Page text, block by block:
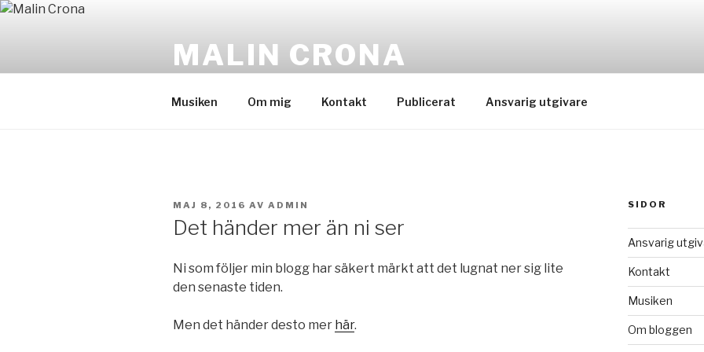
Hoppa
MALIN CRONA
Musiken Om mig Kontakt Publicerat Ansvarig utgivare
PUBLICERAT
MAJ 8, 2016 AV ADMIN
Det händer mer än ni ser
Ni som följer min blogg har säkert märkt att det lugnat ner sig lite
den senaste tiden.
Men det händer desto mer här.
SIDOR
Ansvarig
Kontakt
Musiken
Om bloggen